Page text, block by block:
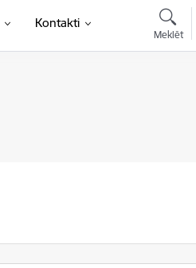
Kontakti
Meklēt